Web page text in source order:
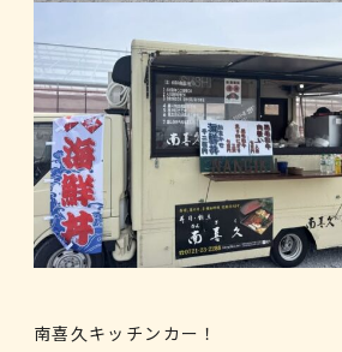
南喜久キッチンカー！